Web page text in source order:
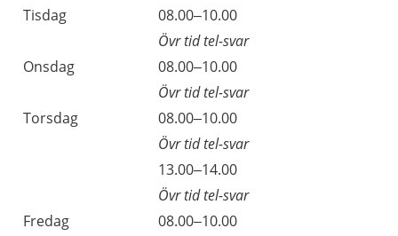
Tisdag
08.00–10.00
Övr tid tel-svar
Onsdag
08.00–10.00
Övr tid tel-svar
Torsdag
08.00–10.00
Övr tid tel-svar
13.00–14.00
Övr tid tel-svar
Fredag
08.00–10.00